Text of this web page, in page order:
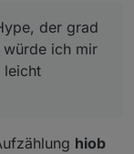
mich über ne
einfach
Aufwand wie
der grad
würde ich mir
leicht
hiob